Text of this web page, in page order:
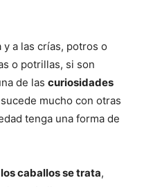
y a las crías, potros o
o potrillas, si son
de las curiosidades
mucho con otras
tenga una forma de
caballos se trata,